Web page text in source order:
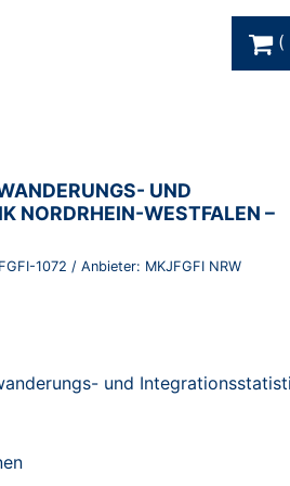
UND
NORDRHEIN-WESTFALEN –
1072 / Anbieter: MKJFGFI NRW
und